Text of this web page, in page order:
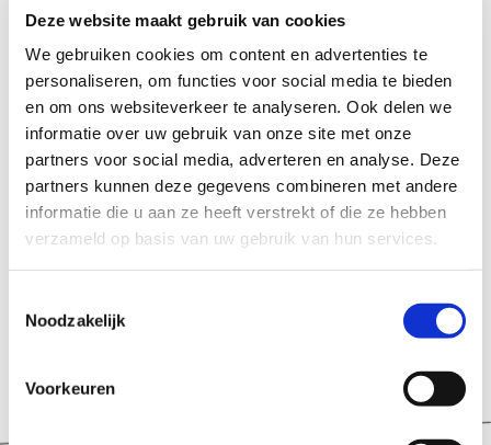
Deze website maakt gebruik van cookies
We gebruiken cookies om content en advertenties te
personaliseren, om functies voor social media te bieden
en om ons websiteverkeer te analyseren. Ook delen we
informatie over uw gebruik van onze site met onze
partners voor social media, adverteren en analyse. Deze
partners kunnen deze gegevens combineren met andere
informatie die u aan ze heeft verstrekt of die ze hebben
verzameld op basis van uw gebruik van hun services.
Noodzakelijk
Voorkeuren
Ondersteuning bij vragen
Niet gevonden wat je zocht?
We helpen je graag verder. Bel 088 23 23
210of stuur een mail naar